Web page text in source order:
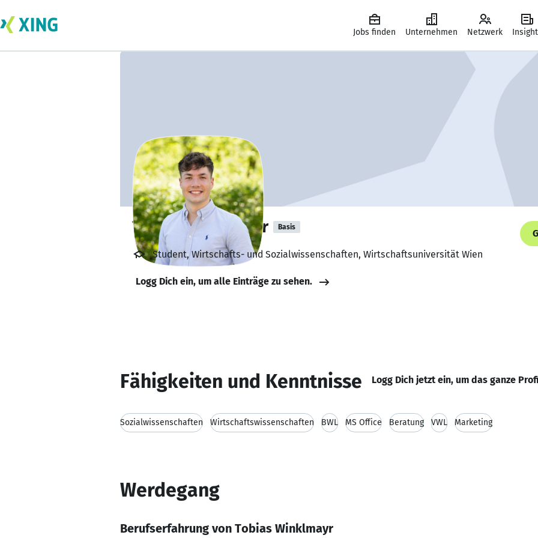
Jobs finden Unternehmen Netzwerk
Tobias Winklmayr Basis
Student, Wirtschafts- und Sozialwissenschaften, Wirtschaftsuniversität Wien
Logg Dich ein, um alle Einträge zu sehen.
Fähigkeiten und Kenntnisse Logg Dich jetzt ein, um das ganze
Sozialwissenschaften Wirtschaftswissenschaften BWL MS Office Beratung VWL Marketing
Werdegang
Berufserfahrung von Tobias Winklmayr